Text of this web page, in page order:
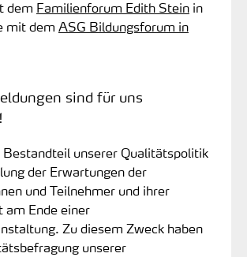
dem Familienforum Edith Stein in
mit dem ASG Bildungsforum in
sind für uns
Bestandteil unserer Qualitätspolitik
der Erwartungen der
und Teilnehmer und ihrer
am Ende einer
Zu diesem Zweck haben
unserer